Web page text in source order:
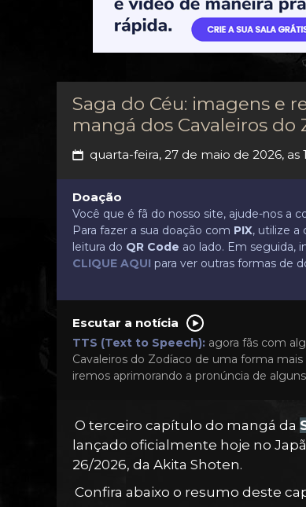
Saga do Céu: imagens e
mangá dos Cavaleiros do
📅 quarta-feira, 27 de maio de 2026, as
Doação
Você que é fã do nosso site, ajude-nos a
Para fazer a sua doação com PIX, utilize a
leitura do QR Code ao lado. Em seguida,
CLIQUE AQUI para ver outras formas de
Escutar a notícia
TTS (Text to Speech): agora fãs com
Cavaleiros do Zodíaco de uma forma
iremos aprimorando a pronúncia de
O terceiro capítulo do mangá da
lançado oficialmente hoje no
26/2026, da Akita Shoten.
Confira abaixo o resumo deste